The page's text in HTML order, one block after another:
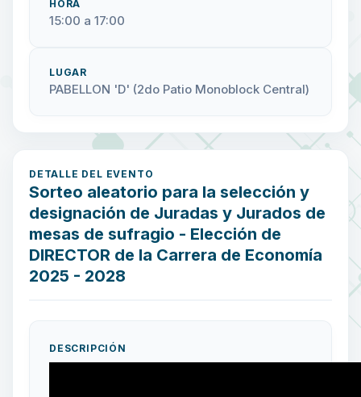
HORA
15:00 a 17:00
LUGAR
PABELLON 'D' (2do Patio Monoblock Central)
DETALLE DEL EVENTO
Sorteo aleatorio para la selección y
designación de Juradas y Jurados de
mesas de sufragio - Elección de
DIRECTOR de la Carrera de Economía
2025 - 2028
DESCRIPCIÓN